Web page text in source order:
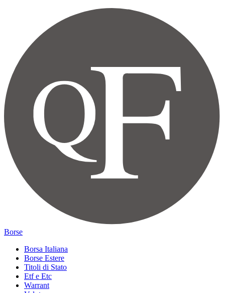
Borse
Borsa Italiana
Borse Estere
Titoli di Stato
Etf e Etc
Warrant